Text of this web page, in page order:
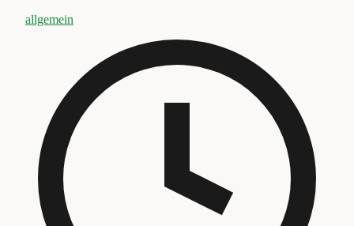
allgemein